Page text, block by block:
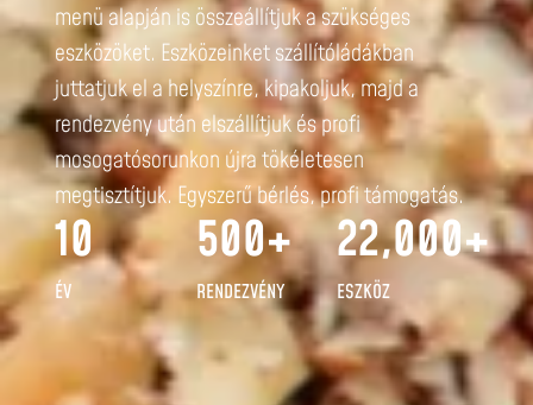
menü alapján is összeállítjuk a szükséges
eszközöket. Eszközeinket szállítóládákban
juttatjuk el a helyszínre, kipakoljuk, majd a
rendezvény után elszállítjuk és profi
mosogatósorunkon újra tökéletesen
megtisztítjuk. Egyszerű bérlés, profi támogatás.
ÉV
10
RENDEZVÉNY
500+
ESZKÖZ
22,000+